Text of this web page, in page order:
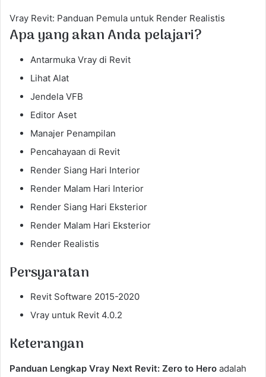
Vray Revit: Panduan Pemula untuk Render Realistis
Apa yang akan Anda pelajari?
Antarmuka Vray di Revit
Lihat Alat
Jendela VFB
Editor Aset
Manajer Penampilan
Pencahayaan di Revit
Render Siang Hari Interior
Render Malam Hari Interior
Render Siang Hari Eksterior
Render Malam Hari Eksterior
Render Realistis
Persyaratan
Revit Software 2015-2020
Vray untuk Revit 4.0.2
Keterangan
Panduan Lengkap Vray Next Revit: Zero to Hero adalah